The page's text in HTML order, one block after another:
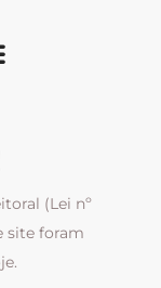
(Lei nº
site foram